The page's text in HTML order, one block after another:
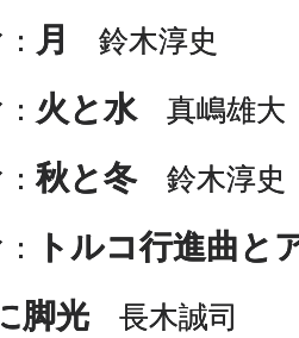
月 鈴木淳史
火と水真嶋雄大
秋と冬鈴木淳史
トルコ行進曲と
脚光 長木誠司